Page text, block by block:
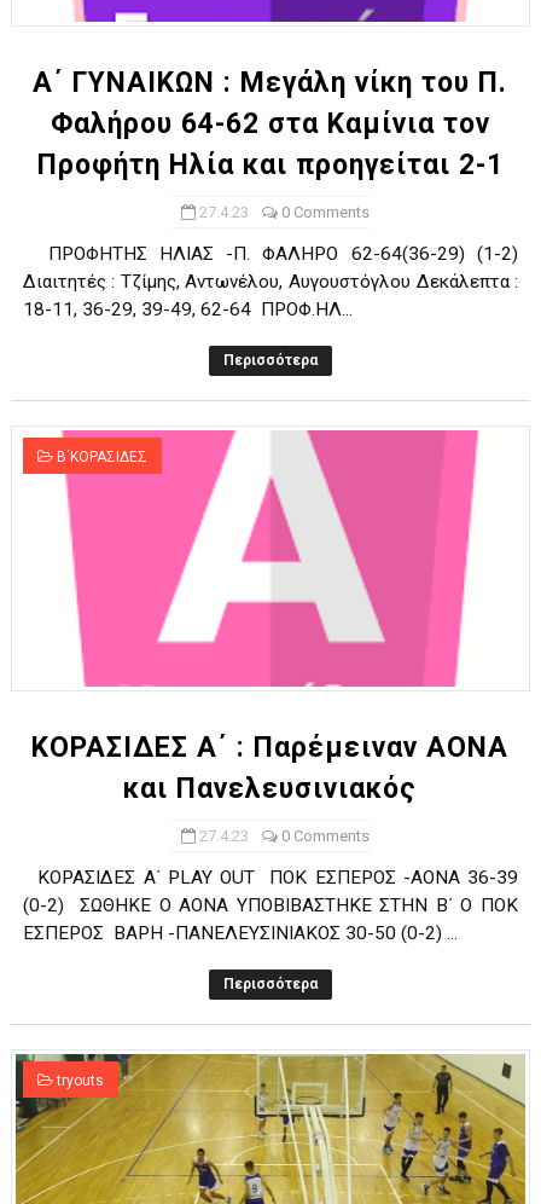
Α΄ ΓΥΝΑΙΚΩΝ : Μεγάλη νίκη του Π.
Φαλήρου 64-62 στα Καμίνια τον
Προφήτη Ηλία και προηγείται 2-1
27.4.23 0 Comments
ΠΡΟΦΗΤΗΣ ΗΛΙΑΣ -Π. ΦΑΛΗΡΟ 62-64(36-29) (1-2)
Διαιτητές : Τζίμης, Αντωνέλου, Αυγουστόγλου Δεκάλεπτα :
18-11, 36-29, 39-49, 62-64 ΠΡΟΦ.ΗΛ...
Περισσότερα
Β΄ΚΟΡΑΣΙΔΕΣ
ΚΟΡΑΣΙΔΕΣ Α΄ : Παρέμειναν ΑΟΝΑ
και Πανελευσινιακός
27.4.23 0 Comments
ΚΟΡΑΣΙΔΕΣ Α΄ PLAY OUT ΠΟΚ ΕΣΠΕΡΟΣ -ΑΟΝΑ 36-39
(0-2) ΣΩΘΗΚΕ Ο ΑΟΝΑ ΥΠΟΒΙΒΑΣΤΗΚΕ ΣΤΗΝ Β΄ Ο ΠΟΚ
ΕΣΠΕΡΟΣ ΒΑΡΗ -ΠΑΝΕΛΕΥΣΙΝΙΑΚΟΣ 30-50 (0-2) ...
Περισσότερα
tryouts